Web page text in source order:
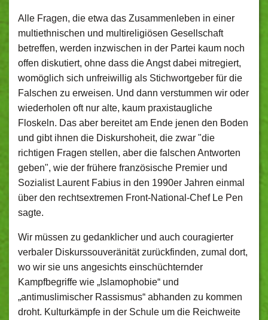
Alle Fragen, die etwa das Zusammenleben in einer
multiethnischen und multireligiösen Gesellschaft
betreffen, werden inzwischen in der Partei kaum noch
offen diskutiert, ohne dass die Angst dabei mitregiert,
womöglich sich unfreiwillig als Stichwortgeber für die
Falschen zu erweisen. Und dann verstummen wir oder
wiederholen oft nur alte, kaum praxistaugliche
Floskeln. Das aber bereitet am Ende jenen den Boden
und gibt ihnen die Diskurshoheit, die zwar "die
richtigen Fragen stellen, aber die falschen Antworten
geben", wie der frühere französische Premier und
Sozialist Laurent Fabius in den 1990er Jahren einmal
über den rechtsextremen Front-National-Chef Le Pen
sagte.
Wir müssen zu gedanklicher und auch couragierter
verbaler Diskurssouveränität zurückfinden, zumal dort,
wo wir sie uns angesichts einschüchternder
Kampfbegriffe wie „Islamophobie“ und
„antimuslimischer Rassismus“ abhanden zu kommen
droht. Kulturkämpfe in der Schule um die Reichweite